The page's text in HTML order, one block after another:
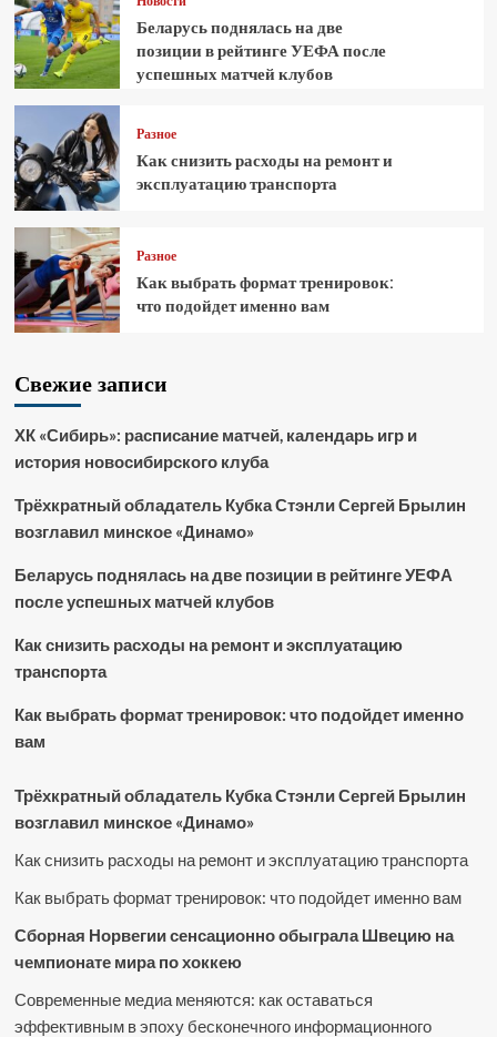
Беларусь поднялась на две
позиции в рейтинге УЕФА после
успешных матчей клубов
Разное
Как снизить расходы на ремонт и
эксплуатацию транспорта
Разное
Как выбрать формат тренировок:
что подойдет именно вам
Свежие записи
ХК «Сибирь»: расписание матчей, календарь игр и
история новосибирского клуба
Трёхкратный обладатель Кубка Стэнли Сергей Брылин
возглавил минское «Динамо»
Беларусь поднялась на две позиции в рейтинге УЕФА
после успешных матчей клубов
Как снизить расходы на ремонт и эксплуатацию
транспорта
Как выбрать формат тренировок: что подойдет именно
вам
Трёхкратный обладатель Кубка Стэнли Сергей Брылин
возглавил минское «Динамо»
Как снизить расходы на ремонт и эксплуатацию транспорта
Как выбрать формат тренировок: что подойдет именно вам
Сборная Норвегии сенсационно обыграла Швецию на
чемпионате мира по хоккею
Современные медиа меняются: как оставаться
эффективным в эпоху бесконечного информационного